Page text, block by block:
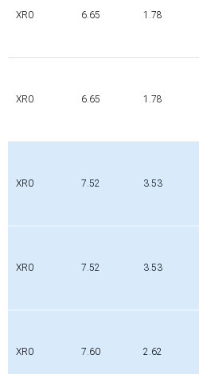
XR0 6.65 1.78
XR0 6.65 1.78
XR0 7.52 3.53
XR0 7.52 3.53
XR0 7.60 2.62